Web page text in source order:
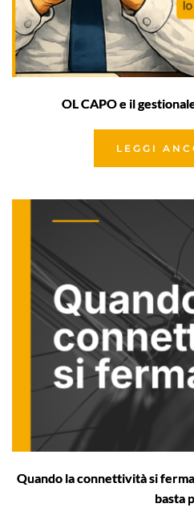
OL CAPO e il
LEGGI
Quando la connettività si
basta